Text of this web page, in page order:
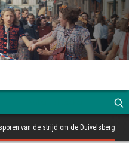
van de strijd om de Duivelsberg